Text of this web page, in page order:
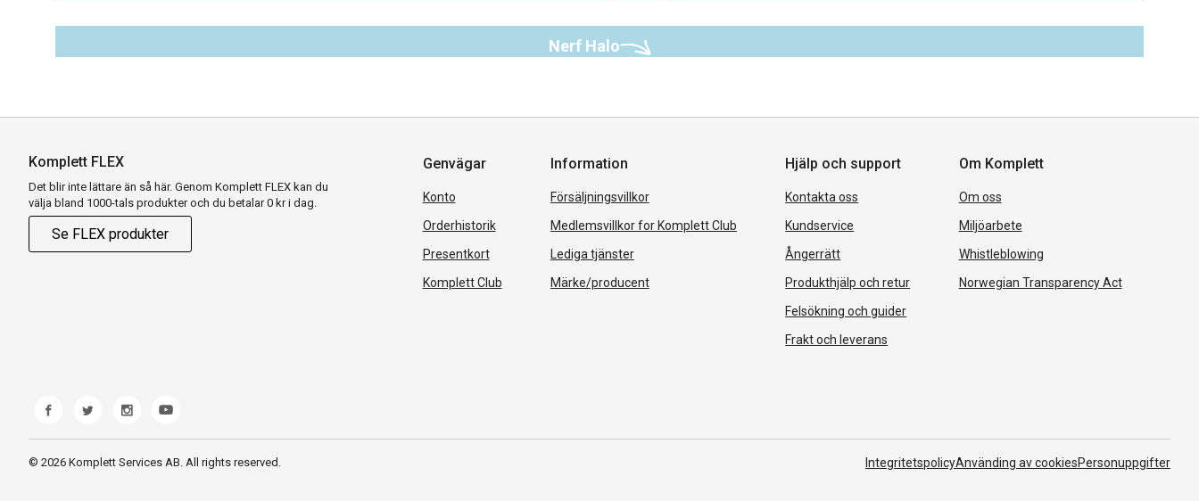
Nerf Halo
Komplett FLEX
Det blir inte lättare än så här. Genom Komplett FLEX kan du
välja bland 1000-tals produkter och du betalar 0 kr i dag.
Se FLEX produkter
Genvägar
Konto
Orderhistorik
Presentkort
Komplett Club
Information
Försäljningsvillkor
Medlemsvillkor for Komplett Club
Lediga tjänster
Märke/producent
Hjälp och support
Kontakta oss
Kundservice
Ångerrätt
Produkthjälp och retur
Felsökning och guider
Frakt och leverans
Om Komplett
Om oss
Miljöarbete
Whistleblowing
Norwegian Transparency Act
© 2026 Komplett Services AB. All rights reserved. IntegritetspolicyAnvänding av cookiesPersonuppgifter